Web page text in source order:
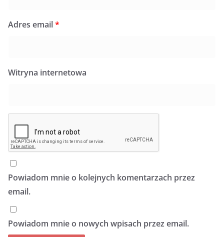
Adres email*
Witryna internetowa
Powiadom mnie o kolejnych komentarzach przez
email.
Powiadom mnie o nowych wpisach przez email.